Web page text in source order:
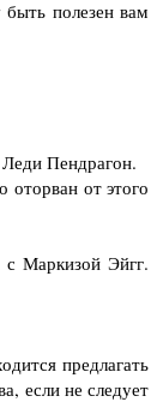
полезен вам
Пендрагон.
от этого
Маркизой Эйгг.
предлагать
если не следует